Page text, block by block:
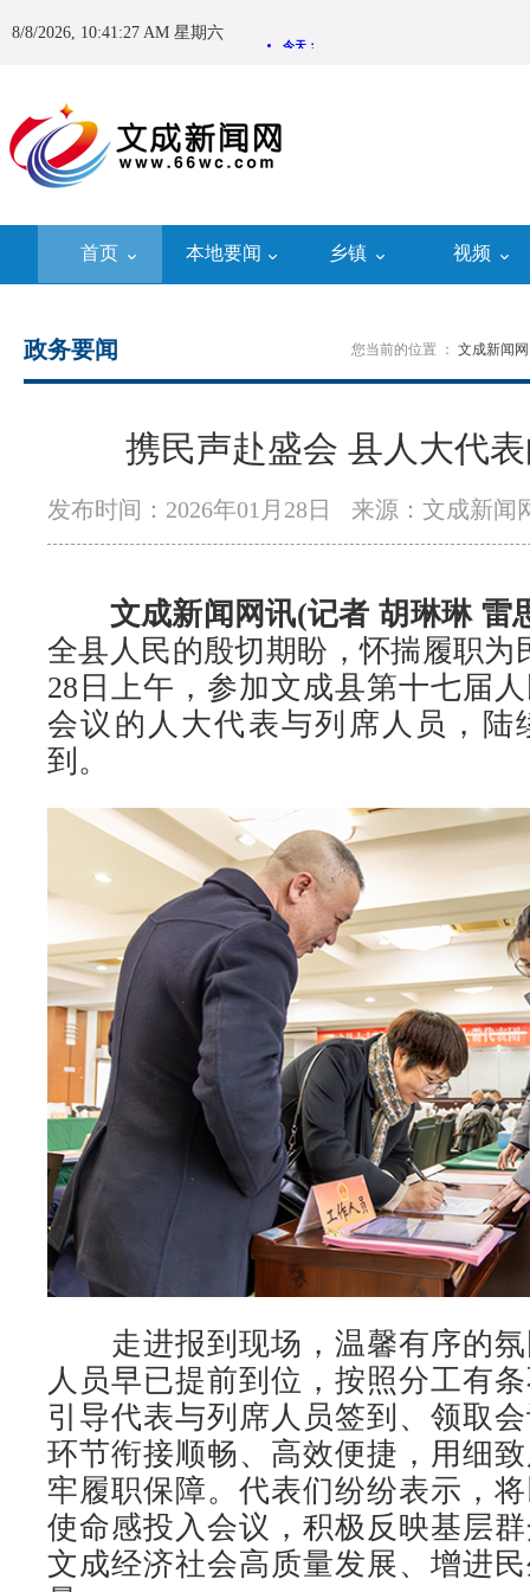
8/8/2026, 10:41:28 AM 星期六
首页 本地要闻 乡镇 视频
您当前的位置 ： 文成新闻网
政务要闻
携民声赴盛会 县人大代
发布时间：2026年01月28日 来源：文成新闻
文成新闻网讯(记者 胡琳琳 雷
全县人民的殷切期盼，怀揣履职为
28日上午，参加文成县第十七届
会议的人大代表与列席人员，陆
到。
走进报到现场，温馨有序的氛
人员早已提前到位，按照分工有
引导代表与列席人员签到、领取
环节衔接顺畅、高效便捷，用细
牢履职保障。代表们纷纷表示，
使命感投入会议，积极反映基层
文成经济社会高质量发展、增进